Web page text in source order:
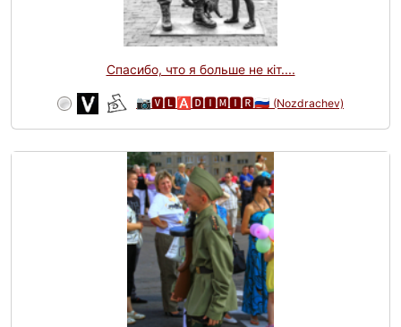
Спасибо, что я больше не кiт....
📷🆅🅻🅰🅳🅸🅼🅸🆁🇷🇺 (Nozdrachev)